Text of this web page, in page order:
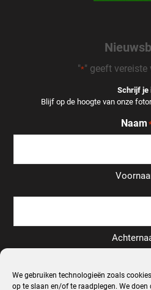
We gebruiken technologieën zoals
op te slaan en/of te raadplegen. We
"*" geeft vereiste
Schrijf je
Blijf op de hoogte van onze
Naam
Email*